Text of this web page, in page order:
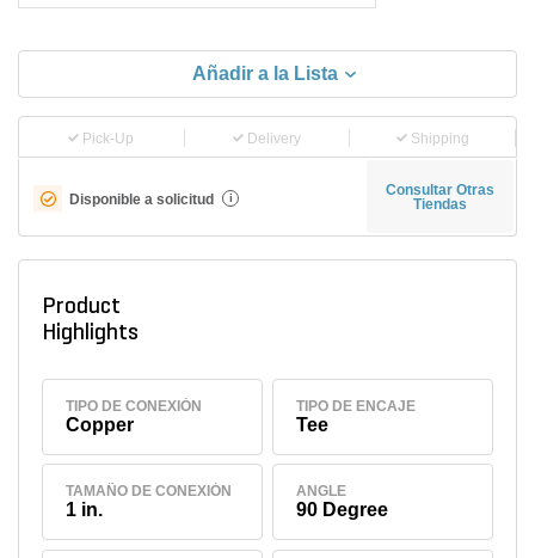
Añadir a la Lista
Pick-Up Delivery Shipping
Disponible a solicitud i
Consultar Otras
Tiendas
Product
Highlights
TIPO DE CONEXIÓN
Copper
TIPO DE ENCAJE
Tee
TAMAÑO DE CONEXIÓN
1 in.
ANGLE
90 Degree